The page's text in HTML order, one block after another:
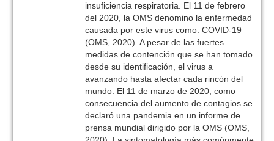
insuficiencia respiratoria. El 11 de febrero
del 2020, la OMS denomino la enfermedad
causada por este virus como: COVID-19
(OMS, 2020). A pesar de las fuertes
medidas de contención que se han tomado
desde su identificación, el virus a
avanzando hasta afectar cada rincón del
mundo. El 11 de marzo de 2020, como
consecuencia del aumento de contagios se
declaró una pandemia en un informe de
prensa mundial dirigido por la OMS (OMS,